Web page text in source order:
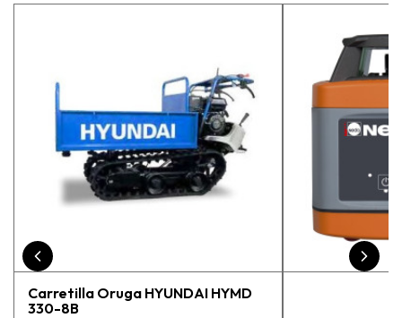
estaba eligiendo la máquina más
En general, la recomiendo, he
vuelto a comprar, tengo varios
pedidos en proceso y muy
Carretilla Oruga HYUNDAI HYMD
330-8B